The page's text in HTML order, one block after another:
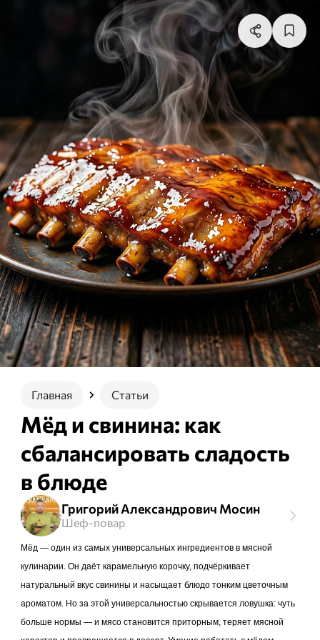
Главная Статьи
Мёд и свинина: как
сбалансировать сладость
в блюде
Григорий Александрович Мосин
Шеф-повар
Мёд — один из самых универсальных ингредиентов в мясной
кулинарии. Он даёт карамельную корочку, подчёркивает
натуральный вкус свинины и насыщает блюдо тонким цветочным
ароматом. Но за этой универсальностью скрывается ловушка: чуть
больше нормы — и мясо становится приторным, теряет мясной